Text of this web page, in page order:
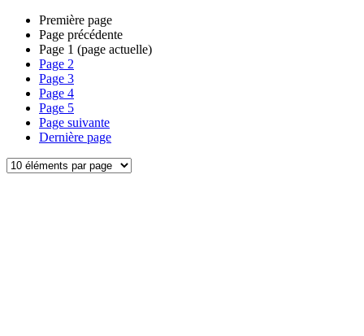
Première page
Page précédente
Page 1 (page actuelle)
Page 2
Page 3
Page 4
Page 5
Page suivante
Dernière page